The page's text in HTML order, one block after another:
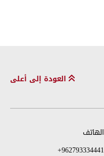
العودة إلى أعلى
الهاتف
+962793334441